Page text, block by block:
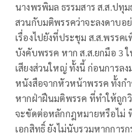
นางพรพิมล ธรรมสาร ส.ส.ปทุ
สวนกับมติพรรคว่าจะลงดาบอย่
เรื่องไปยังที่ประชุม ส.ส.พรรค
บังคับพรรค หาก ส.ส.ยกมือ 3
เสียงส่วนใหญ่ ทั้งนี้ ก่อนการลง
หนังสือจากหัวหน้าพรรค ทั้งก
หากฝ่าฝืนมติพรรค ที่ทำให้ถูก
จะขัดต่อหลักกฎหมายหรือไม่
เอกสิทธิ์ ยังไม่นับรวมหากการก